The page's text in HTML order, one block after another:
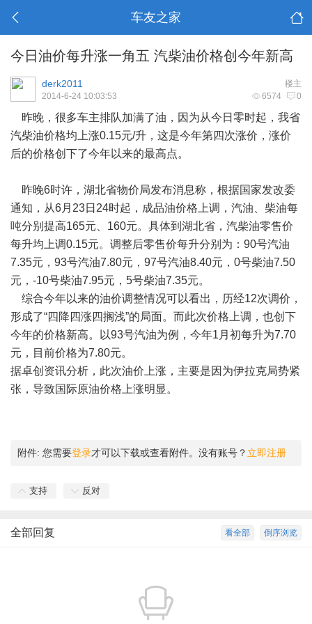
车友之家
今日油价每升涨一角五 汽柴油价格创今年新高
楼主
derk2011
6574 0
2014-6-24 10:03:53
昨晚，很多车主排队加满了油，因为从今日零时起，我省
汽柴油价格均上涨0.15元/升，这是今年第四次涨价，涨价
后的价格创下了今年以来的最高点。
昨晚6时许，湖北省物价局发布消息称，根据国家发改委
通知，从6月23日24时起，成品油价格上调，汽油、柴油每
吨分别提高165元、160元。具体到湖北省，汽柴油零售价
每升均上调0.15元。调整后零售价每升分别为：90号汽油
7.35元，93号汽油7.80元，97号汽油8.40元，0号柴油7.50
元，-10号柴油7.95元，5号柴油7.35元。
综合今年以来的油价调整情况可以看出，历经12次调价，
形成了“四降四涨四搁浅”的局面。而此次价格上调，也创下
今年的价格新高。以93号汽油为例，今年1月初每升为7.70
元，目前价格为7.80元。
据卓创资讯分析，此次油价上涨，主要是因为伊拉克局势紧
张，导致国际原油价格上涨明显。
附件: 您需要登录才可以下载或查看附件。没有账号？ 立即注册
支持 反对
倒序浏览
看全部
全部回复